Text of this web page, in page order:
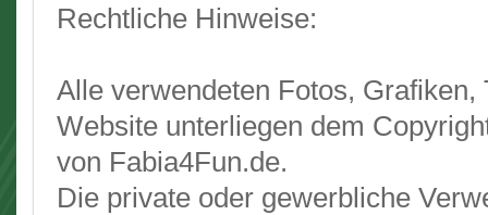
Rechtliche Hinweise:
Alle verwendeten Fotos,
Website unterliegen dem
von Fabia4Fun.de.
Die private oder gewerbliche